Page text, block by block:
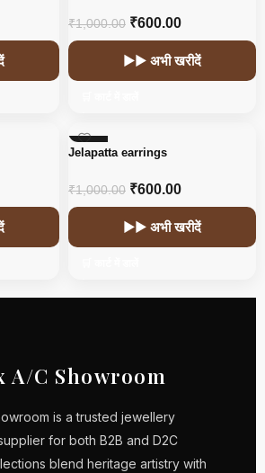
₹1,000.00 ₹600.00
▶▶ अभी खरीदें
-40%
Jelapatta earrings
₹1,000.00 ₹600.00
▶▶ अभी खरीदें
A/C Showroom
is a trusted jewellery
for both B2B and D2C
blend heritage artistry with